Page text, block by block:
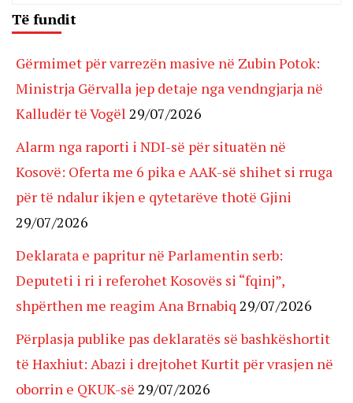
Të fundit
Gërmimet për varrezën masive në Zubin Potok:
Ministrja Gërvalla jep detaje nga vendngjarja në
Kalludër të Vogël 29/07/2026
Alarm nga raporti i NDI-së për situatën në
Kosovë: Oferta me 6 pika e AAK-së shihet si rruga
për të ndalur ikjen e qytetarëve thotë Gjini
29/07/2026
Deklarata e papritur në Parlamentin serb:
Deputeti i ri i referohet Kosovës si “fqinj”,
shpërthen me reagim Ana Brnabiq 29/07/2026
Përplasja publike pas deklaratës së bashkëshortit
të Haxhiut: Abazi i drejtohet Kurtit për vrasjen në
oborrin e QKUK-së 29/07/2026